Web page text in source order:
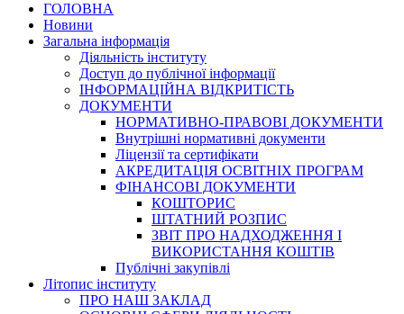
ГОЛОВНА
Новини
Загальна інформація
Діяльність інституту
Доступ до публічної інформації
ІНФОРМАЦІЙНА ВІДКРИТІСТЬ
ДОКУМЕНТИ
НОРМАТИВНО-ПРАВОВІ ДОКУМЕНТИ
Внутрішні нормативні документи
Ліцензії та сертифікати
АКРЕДИТАЦІЯ ОСВІТНІХ ПРОГРАМ
ФІНАНСОВІ ДОКУМЕНТИ
КОШТОРИС
ШТАТНИЙ РОЗПИС
ЗВІТ ПРО НАДХОДЖЕННЯ І
ВИКОРИСТАННЯ КОШТІВ
Публічні закупівлі
Літопис інституту
ПРО НАШ ЗАКЛАД